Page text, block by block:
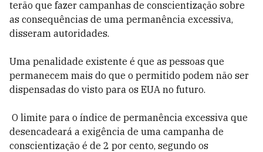
terão que fazer campanhas de conscientização sobre
as consequências de uma permanência excessiva,
disseram autoridades.
Uma penalidade existente é que as pessoas que
permanecem mais do que o permitido podem não ser
dispensadas do visto para os EUA no futuro.
​ O limite para o índice de permanência excessiva que
desencadeará a exigência de uma campanha de
conscientização é de 2 por cento, segundo os